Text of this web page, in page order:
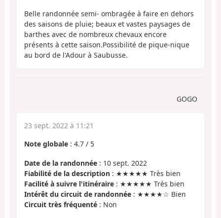
Belle randonnée semi- ombragée à faire en dehors
des saisons de pluie; beaux et vastes paysages de
barthes avec de nombreux chevaux encore
présents à cette saison.Possibilité de pique-nique
au bord de l'Adour à Saubusse.
GOGO
23 sept. 2022 à 11:21
Note globale : 4.7 / 5
Date de la randonnée : 10 sept. 2022
Fiabilité de la description : ★★★★★ Très bien
Facilité à suivre l'itinéraire : ★★★★★ Très bien
Intérêt du circuit de randonnée : ★★★★☆ Bien
Circuit très fréquenté : Non